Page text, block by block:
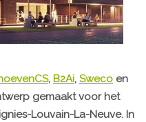
, B2Ai, Sweco en
gemaakt voor het
Louvain-La-Neuve. In